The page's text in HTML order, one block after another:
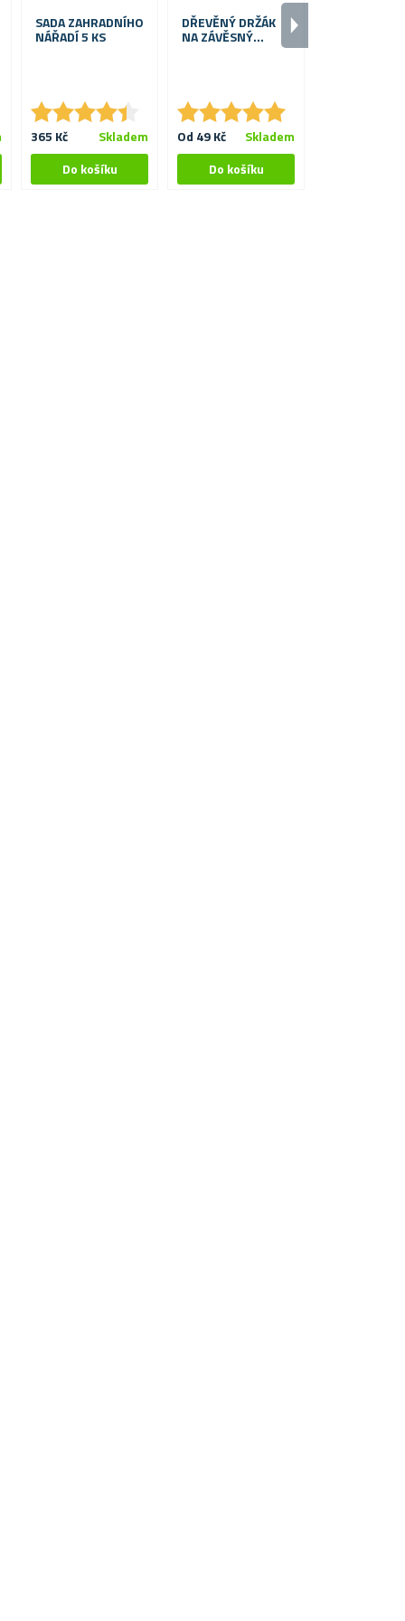
SADA ZAHRADNÍHO
NÁŘADÍ 5 KS
★★★★★
★★★★★
365 Kč Skladem
DŘEVĚNÝ DRŽÁK
NA ZÁVĚSNÝ
★★★★★
★★★★★
Od 49 Kč Skladem